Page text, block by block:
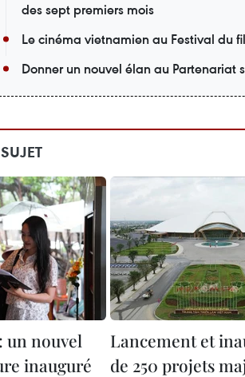
des sept premiers mois
Le cinéma vietnamien au Festival du
Donner un nouvel élan au
un nouvel
inauguré
Lancement et
de 250 projets